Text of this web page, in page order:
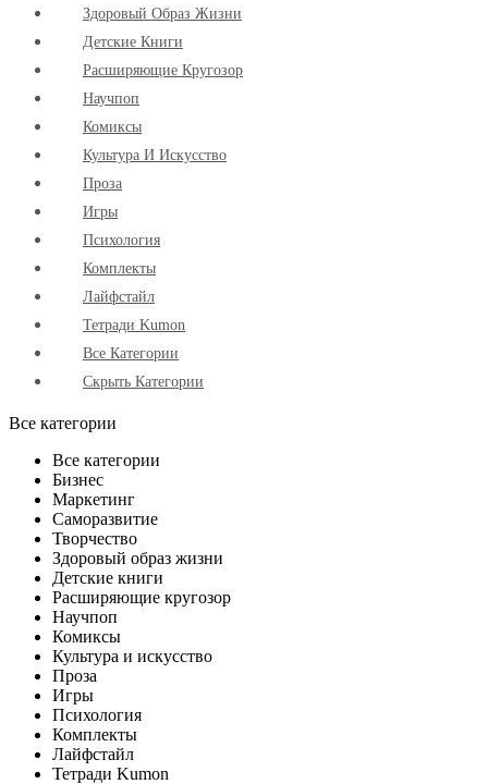
Здоровый Образ Жизни
Детские Книги
Расширяющие Кругозор
Научпоп
Комиксы
Культура И Искусство
Проза
Игры
Психология
Комплекты
Лайфстайл
Тетради Kumon
Все Категории
Скрыть Категории
Все категории
Все категории
Бизнес
Маркетинг
Саморазвитие
Творчество
Здоровый образ жизни
Детские книги
Расширяющие кругозор
Научпоп
Комиксы
Культура и искусство
Проза
Игры
Психология
Комплекты
Лайфстайл
Тетради Kumon